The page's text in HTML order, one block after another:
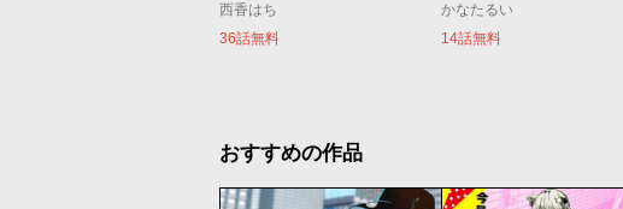
西香はち
36話無料
かなたるい
14話無料
おすすめの作品